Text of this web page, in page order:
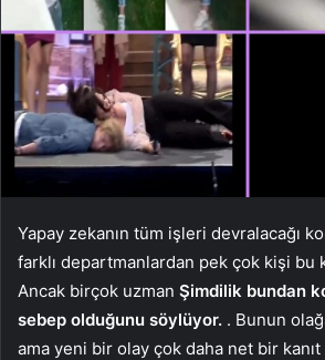
Yapay zekanın tüm işleri devralacağı
farklı departmanlardan pek çok kişi bu
Ancak birçok uzman Şimdilik bundan
sebep olduğunu söylüyor. . Bunun
ama yeni bir olay çok daha net bir